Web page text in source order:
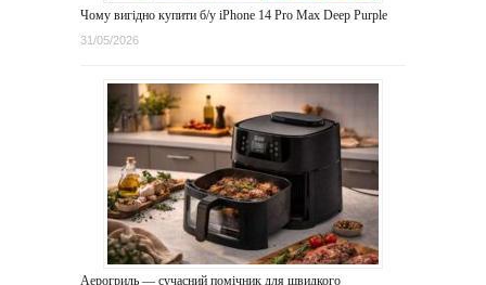
Чому вигідно купити б/у iPhone 14 Pro Max Deep Purple
31/05/2026
Аерогриль — сучасний помічник для швидкого